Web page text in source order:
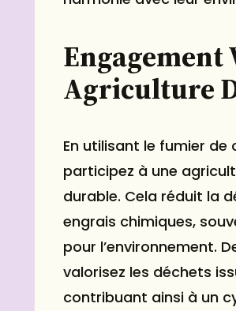
Engagement
Agriculture
En utilisant le fumier de
participez à une
durable. Cela réduit la
engrais chimiques,
pour l’environnement.
valorisez les déchets
contribuant ainsi à un